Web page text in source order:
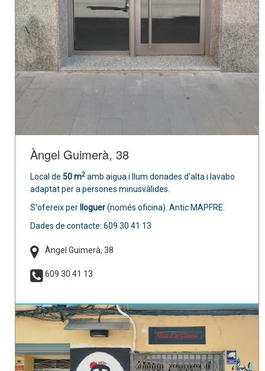
Àngel Guimerà, 38
Local de 50 m2 amb aigua i llum donades d'alta i lavabo
adaptat per a persones minusvàlides.
S'ofereix per lloguer(només oficina). Antic MAPFRE.
Dades de contacte: 609 30 41 13
Àngel Guimerà, 38
609 30 41 13